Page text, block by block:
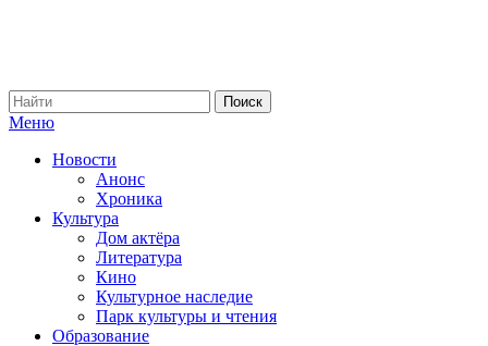
Меню
Новости
Анонс
Хроника
Культура
Дом актёра
Литература
Кино
Культурное наследие
Парк культуры и чтения
Образование